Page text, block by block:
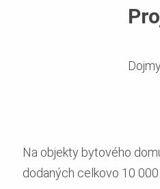
Na objekty bytového
dodaných celkovo 10